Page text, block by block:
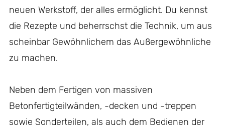
neuen Werkstoff, der alles ermöglicht. Du kennst
die Rezepte und beherrschst die Technik, um aus
scheinbar Gewöhnlichem das Außergewöhnliche
zu machen.
Neben dem Fertigen von massiven
Betonfertigteilwänden, -decken und -treppen
sowie Sonderteilen, als auch dem Bedienen der